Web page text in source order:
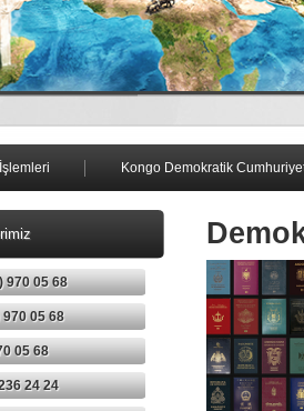
Kongo Demokratik
970 05 68
05 68
05 68
24 24